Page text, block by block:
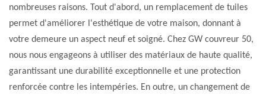
nombreuses raisons. Tout d'abord, un remplacement de tuiles
permet d'améliorer l'esthétique de votre maison, donnant à
votre demeure un aspect neuf et soigné. Chez GW couvreur 50,
nous nous engageons à utiliser des matériaux de haute qualité,
garantissant une durabilité exceptionnelle et une protection
renforcée contre les intempéries. En outre, un changement de